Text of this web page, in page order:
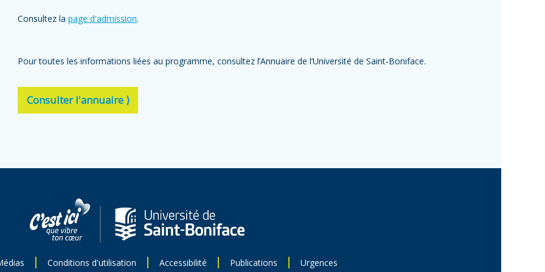
Consultez la page d'admission.
Pour toutes les informations liées au programme, consultez l’Annuaire de l’Université de Saint‑Boniface.
Consulter l'annuaire ⟩
Conditions d'utilisation Accessibilité Publications Urgences